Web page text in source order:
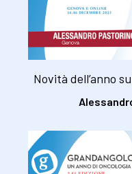
Novità dell’anno